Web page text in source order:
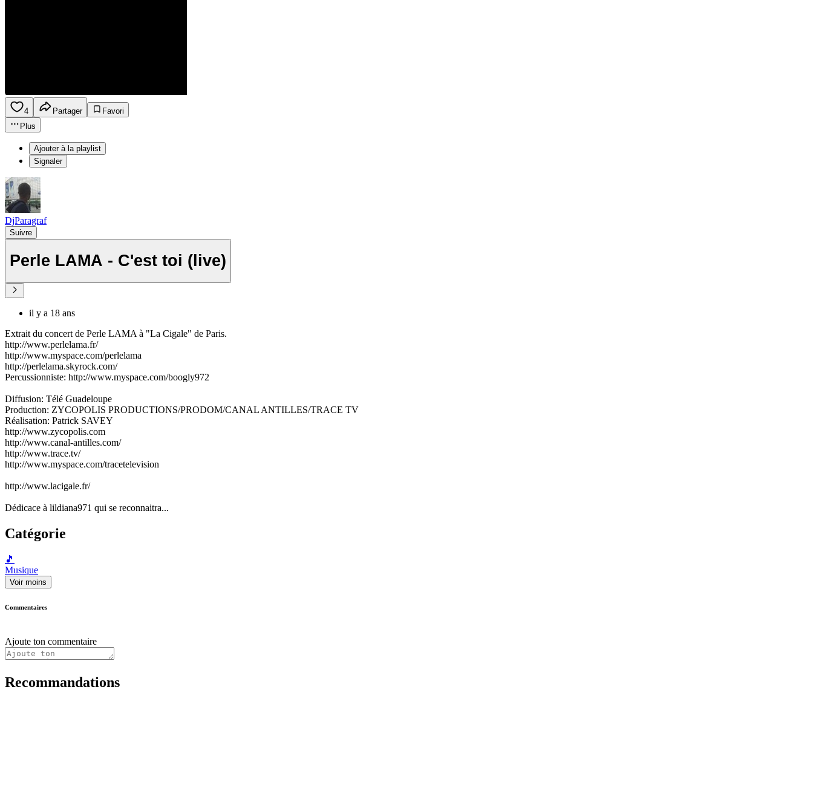
4 Partager
Favori
Plus
Ajouter à la playlist
Signaler
DjParagraf
Suivre
Perle LAMA - C'est toi (live)
il y a 18 ans
Extrait du concert de Perle LAMA à "La Cigale" de Paris.
http://www.perlelama.fr/
http://www.myspace.com/perlelama
http://perlelama.skyrock.com/
Percussionniste: http://www.myspace.com/boogly972
Diffusion: Télé Guadeloupe
Production: ZYCOPOLIS PRODUCTIONS/PRODOM/CANAL ANTILLES/TRACE TV
Réalisation: Patrick SAVEY
http://www.zycopolis.com
http://www.canal-antilles.com/
http://www.trace.tv/
http://www.myspace.com/tracetelevision
http://www.lacigale.fr/
Dédicace à lildiana971 qui se reconnaitra...
Catégorie
🎵
Musique
Voir moins
Commentaires
Ajoute ton commentaire
Recommandations